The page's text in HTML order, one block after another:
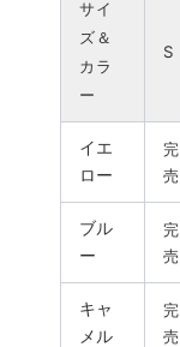
サイ
ズ＆
カラ
ー
S
イエ
ロー
完
売
ブル
ー
完
売
キャ
メル
完
売